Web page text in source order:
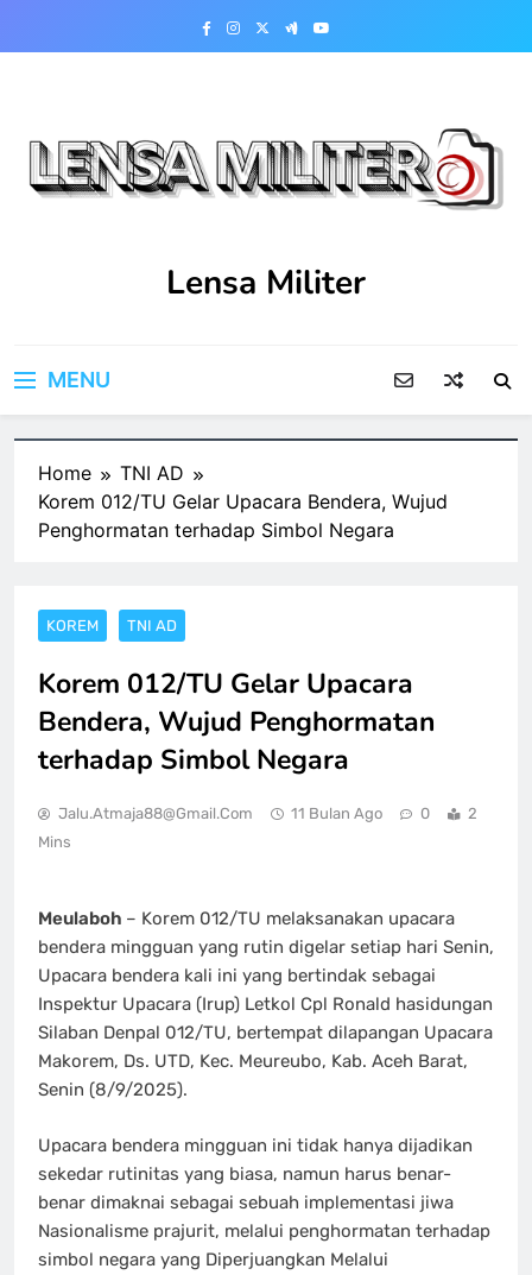
Lensa Militer
MENU
Home
TNI AD
Korem 012/TU Gelar Upacara Bendera, Wujud
Penghormatan terhadap Simbol Negara
KOREM TNI AD
Korem 012/TU Gelar Upacara
Bendera, Wujud Penghormatan
terhadap Simbol Negara
Jalu.atmaja88@gmail.com 11 Bulan Ago 0
2
Mins
Meulaboh – Korem 012/TU melaksanakan upacara
bendera mingguan yang rutin digelar setiap hari Senin,
Upacara bendera kali ini yang bertindak sebagai
Inspektur Upacara (Irup) Letkol Cpl Ronald hasidungan
Silaban Denpal 012/TU, bertempat dilapangan Upacara
Makorem, Ds. UTD, Kec. Meureubo, Kab. Aceh Barat,
Senin (8/9/2025).
Upacara bendera mingguan ini tidak hanya dijadikan
sekedar rutinitas yang biasa, namun harus benar-
benar dimaknai sebagai sebuah implementasi jiwa
Nasionalisme prajurit, melalui penghormatan terhadap
simbol negara yang Diperjuangkan Melalui